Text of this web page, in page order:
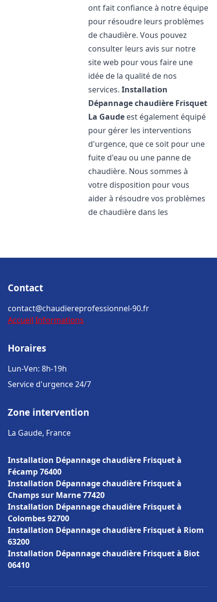
ont fait confiance à notre équipe
pour résoudre leurs problèmes
de chaudière. Vous pouvez
consulter leurs avis sur notre
site web pour vous faire une
idée de la qualité de nos
services.Installation
Dépannage chaudière Frisquet
La Gaude est également équipé
pour gérer les interventions
d'urgence, que ce soit pour une
fuite d'eau ou une panne de
chaudière. Nous sommes à
votre disposition pour vous
aider à résoudre vos problèmes
de chaudière dans les
Contact
contact@chaudiereprofessionnel-90.fr
Accueil Informations
Horaires
Lun-Ven: 8h-19h
Service d'urgence 24/7
Zone intervention
La Gaude, France
Installation Dépannage chaudière Frisquet à
Fécamp 76400
Installation Dépannage chaudière Frisquet à
Champs sur Marne 77420
Installation Dépannage chaudière Frisquet à
Colombes 92700
Installation Dépannage chaudière Frisquet à Riom
63200
Installation Dépannage chaudière Frisquet à Biot
06410